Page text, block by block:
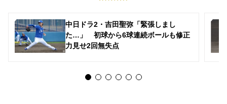
中日ドラ2・吉田聖弥「緊張しまし
た…」 初球から6球連続ボールも修正
力見せ2回無失点